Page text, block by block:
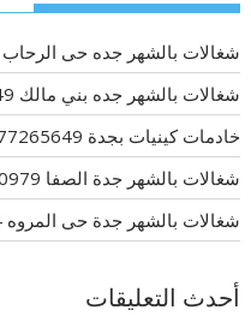
شغالات بالشهر جده حى الرحاب 0577265649
شغالات بالشهر جده بني مالك 0577265649
خادمات كينيات بجدة 0577265649
شغالات بالشهر جدة الصفا 0571400979
شغالات بالشهر جدة حى المروه 0562346904
أحدث التعليقات